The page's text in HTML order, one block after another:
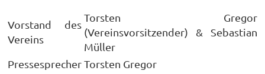
Vorstand des
Vereins
Torsten Gregor
(Vereinsvorsitzender) & Sebastian
Müller
PressesprecherTorsten Gregor